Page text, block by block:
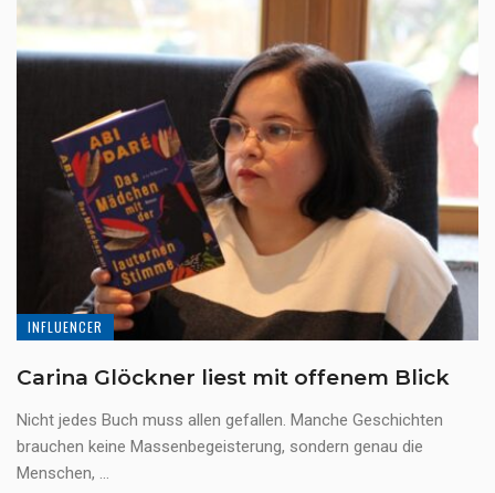
INFLUENCER
Carina Glöckner liest mit offenem Blick
Nicht jedes Buch muss allen gefallen. Manche Geschichten
brauchen keine Massenbegeisterung, sondern genau die
Menschen, ...